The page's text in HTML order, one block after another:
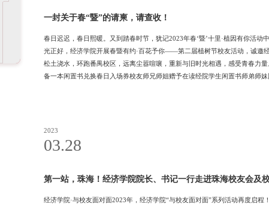
一封关于春“暨”的请柬，请查收！
春日迟迟，春日熙暖。又到踏春时节，犹记2023年春‘暨’十里·植因有你活
光正好，经济学院开展春暨有约·百花予你——第二届植树节校友活动，诚邀
松土浇水，环跑番禺校区，远离尘嚣喧嚷，重新与旧时光相遇，感受青春力
备一本闲置书兑换春日入场券校友师兄师姐赠予在读经院学生闲置书师弟师
2023
03.28
第一站，珠海！经济学院院长、书记一行走进珠海校友会及
经济学院·与校友面对面2023年，经济学院“与校友面对面”系列活动再度启